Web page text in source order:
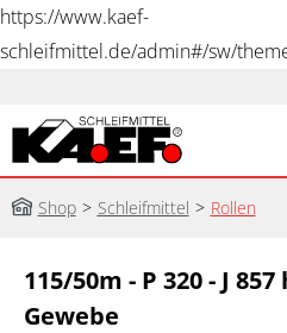
https://www.kaef-
schleifmittel.de/admin#/sw/
Shop > Schleifmittel > Rollen
115/50m - P 320 - J
Gewebe